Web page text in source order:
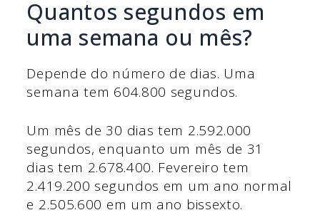
Quantos segundos em
uma semana ou mês?
Depende do número de dias. Uma
semana tem 604.800 segundos.
Um mês de 30 dias tem 2.592.000
segundos, enquanto um mês de 31
dias tem 2.678.400. Fevereiro tem
2.419.200 segundos em um ano normal
e 2.505.600 em um ano bissexto.